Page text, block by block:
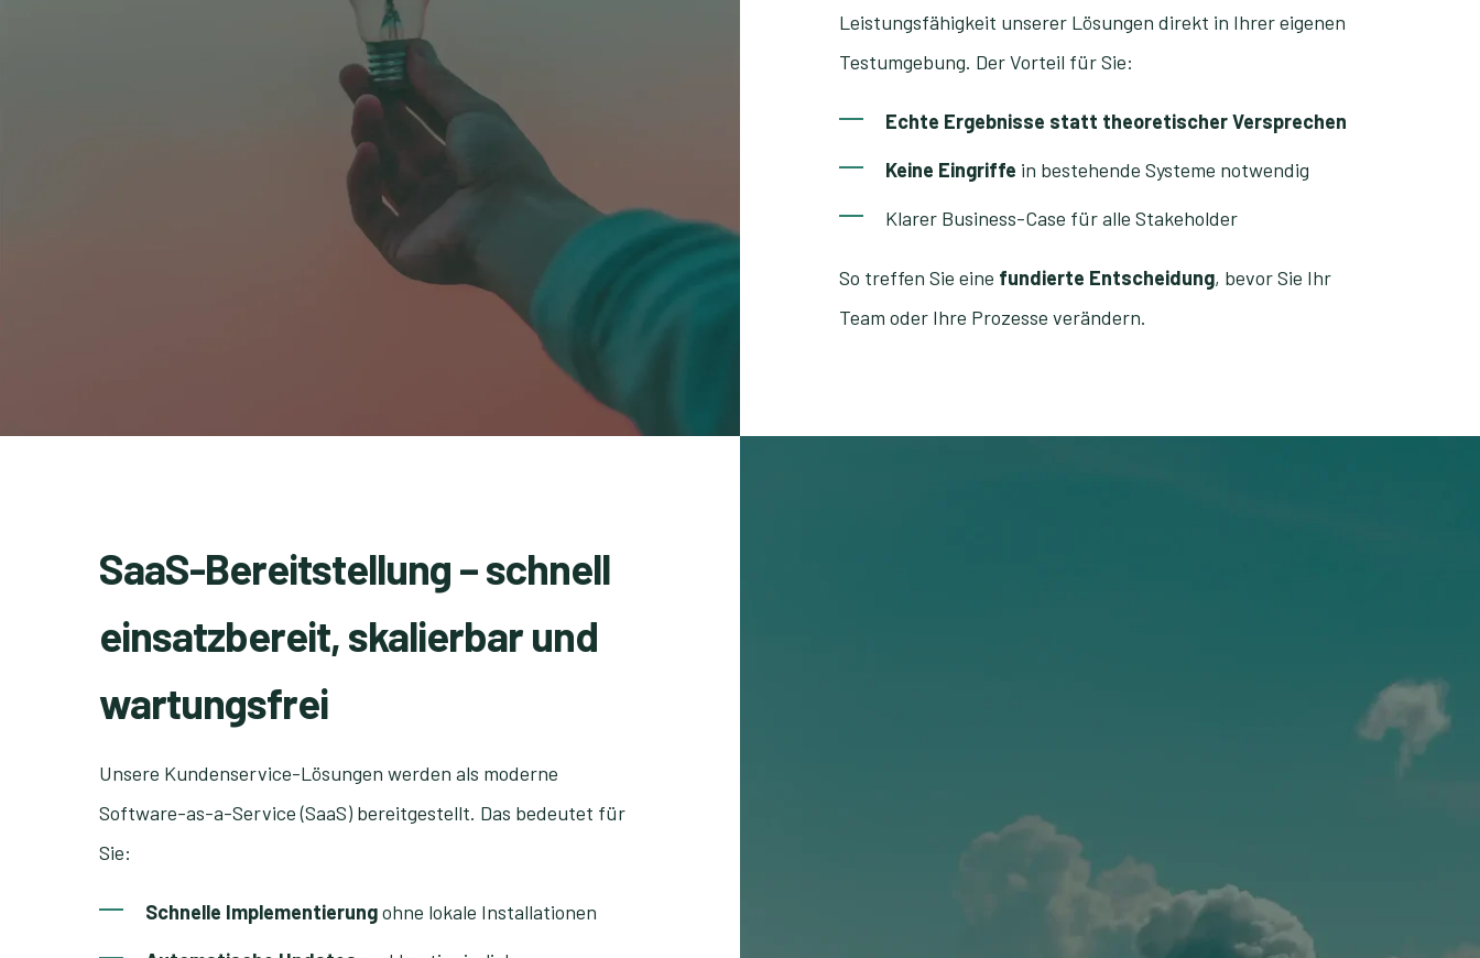
Leistungsfähigkeit unserer Lösungen direkt in Ihrer eigenen
Testumgebung. Der Vorteil für Sie:
Echte Ergebnisse statt theoretischer Versprechen
Keine Eingriffe in bestehende Systeme notwendig
Klarer Business-Case für alle Stakeholder
So treffen Sie eine fundierte Entscheidung, bevor Sie Ihr
Team oder Ihre Prozesse verändern.
SaaS-Bereitstellung – schnell
einsatzbereit, skalierbar und
wartungsfrei
Unsere Kundenservice-Lösungen werden als moderne
Software-as-a-Service (SaaS) bereitgestellt. Das bedeutet für
Sie:
Schnelle Implementierungohne lokale Installationen